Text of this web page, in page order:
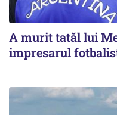
A murit tatăl lui
impresarul